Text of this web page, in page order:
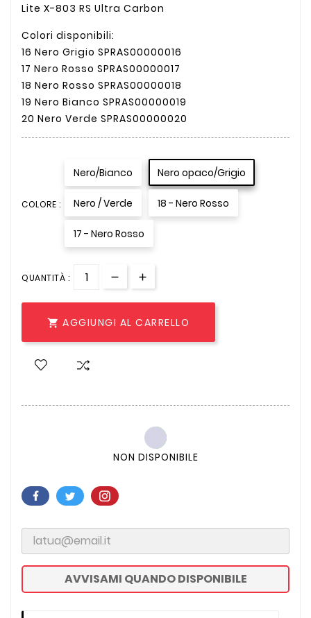
Lite X-803 RS Ultra Carbon
Colori disponibili:
16 Nero Grigio SPRAS00000016
17 Nero Rosso SPRAS00000017
18 Nero Rosso SPRAS00000018
19 Nero Bianco SPRAS00000019
20 Nero Verde SPRAS00000020
COLORE :
Nero/Bianco Nero opaco/Grigio
Nero / Verde 18 - Nero Rosso
17 - Nero Rosso
QUANTITÀ :
 AGGIUNGI AL CARRELLO
NON DISPONIBILE
AVVISAMI QUANDO DISPONIBILE